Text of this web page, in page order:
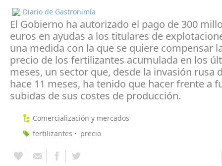
Diario de Gastronimía
El Gobierno ha autorizado el pago de 300
euros en ayudas a los titulares de
una medida con la que se quiere compensar
precio de los fertilizantes acumulada en los
meses, un sector que, desde la invasión rusa
hace 11 meses, ha tenido que hacer frente a
subidas de sus costes de producción.
Comercialización y mercados
fertilizantes
precio